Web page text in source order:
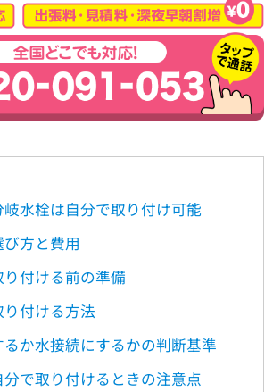
水栓は自分で取り付け可能
方と費用
付ける前の準備
付ける方法
か水接続にするかの判断基準
で取り付けるときの注意点